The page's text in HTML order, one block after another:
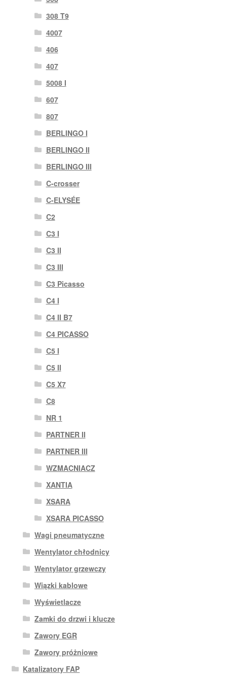
308 T9
4007
406
407
5008 I
607
807
BERLINGO I
BERLINGO II
BERLINGO III
C-crosser
C-ELYSÉE
C2
C3 I
C3 II
C3 III
C3 Picasso
C4 I
C4 II B7
C4 PICASSO
C5 I
C5 II
C5 X7
C8
NR 1
PARTNER II
PARTNER III
WZMACNIACZ
XANTIA
XSARA
XSARA PICASSO
Wagi pneumatyczne
Wentylator chłodnicy
Wentylator grzewczy
Wiązki kablowe
Wyświetlacze
Zamki do drzwi i klucze
Zawory EGR
Zawory próżniowe
Katalizatory FAP